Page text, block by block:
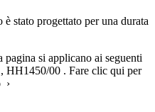
stato progettato per una durata
si applicano ai seguenti
, HH1450/00 . Fare clic qui per
›